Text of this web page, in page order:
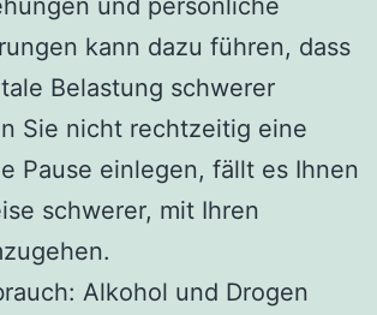
und persönliche
kann dazu führen, dass
Belastung schwerer
Sie nicht rechtzeitig eine
Pause einlegen, fällt es Ihnen
schwerer, mit Ihren
Alkohol und Drogen